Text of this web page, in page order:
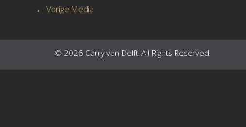
← Vorige Media
© 2026 Carry van Delft. All Rights Reserved.